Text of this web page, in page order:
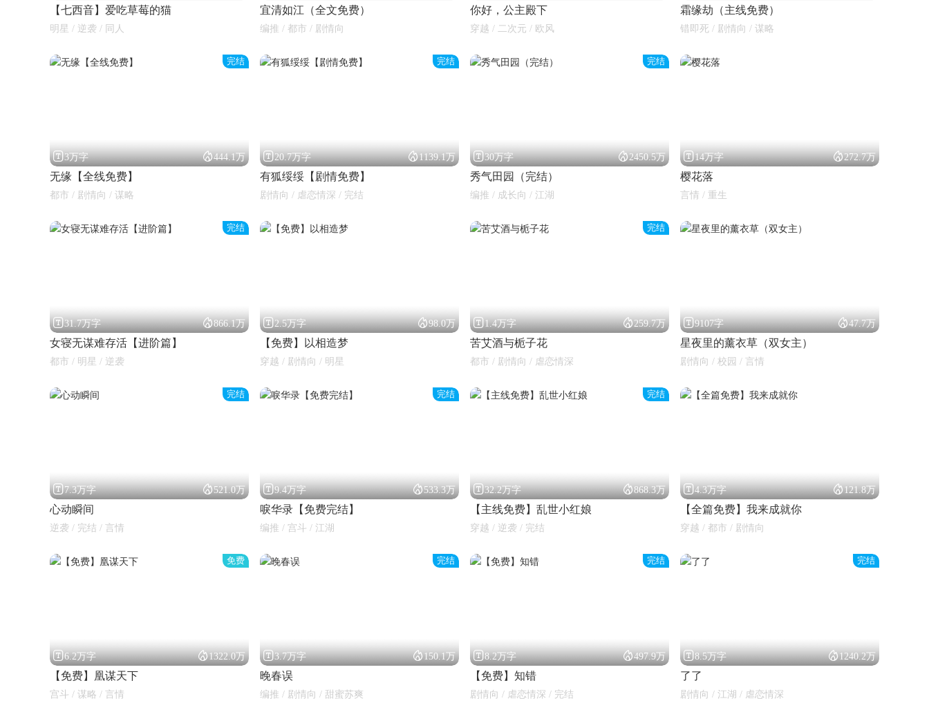
【七西音】爱吃草莓的猫
明星 / 逆袭 / 同人
宜清如江（全文免费）
编推 / 都市 / 剧情向
你好，公主殿下
穿越 / 二次元 / 欧风
霜缘劫（主线免费）
错即死 / 剧情向 / 谋略
完结
3万字 444.1万
无缘【全线免费】
都市 / 剧情向 / 谋略
完结
20.7万字 1139.1万
有狐绥绥【剧情免费】
剧情向 / 虐恋情深 / 完结
完结
30万字 2450.5万
秀气田园（完结）
编推 / 成长向 / 江湖
14万字 272.7万
樱花落
言情 / 重生
完结
31.7万字 866.1万
女寝无谋难存活【进阶篇】
都市 / 明星 / 逆袭
2.5万字 98.0万
【免费】以相造梦
穿越 / 剧情向 / 明星
完结
1.4万字 259.7万
苦艾酒与栀子花
都市 / 剧情向 / 虐恋情深
9107字 47.7万
星夜里的薰衣草（双女主）
剧情向 / 校园 / 言情
完结
7.3万字 521.0万
心动瞬间
逆袭 / 完结 / 言情
完结
9.4万字 533.3万
唳华录【免费完结】
编推 / 宫斗 / 江湖
完结
32.2万字 868.3万
【主线免费】乱世小红娘
穿越 / 逆袭 / 完结
4.3万字 121.8万
【全篇免费】我来成就你
穿越 / 都市 / 剧情向
免费
6.2万字 1322.0万
【免费】凰谋天下
宫斗 / 谋略 / 言情
完结
3.7万字 150.1万
晚春误
编推 / 剧情向 / 甜蜜苏爽
完结
8.2万字 497.9万
【免费】知错
剧情向 / 虐恋情深 / 完结
完结
8.5万字 1240.2万
了了
剧情向 / 江湖 / 虐恋情深